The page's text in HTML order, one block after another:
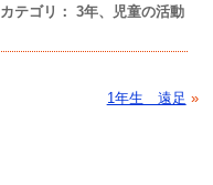
カテゴリ： 3年、児童の活動
1年生 遠足 »